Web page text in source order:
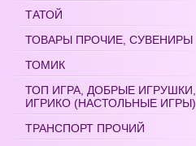
ТАТОЙ
ТОВАРЫ ПРОЧИЕ, СУВЕНИРЫ
ТОМИК
ТОП ИГРА, ДОБРЫЕ ИГРУШКИ,
ИГРИКО (НАСТОЛЬНЫЕ ИГРЫ)
ТРАНСПОРТ ПРОЧИЙ